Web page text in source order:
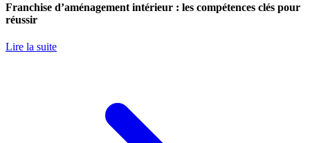
Franchise d’aménagement intérieur : les compétences clés pour
réussir
Lire la suite